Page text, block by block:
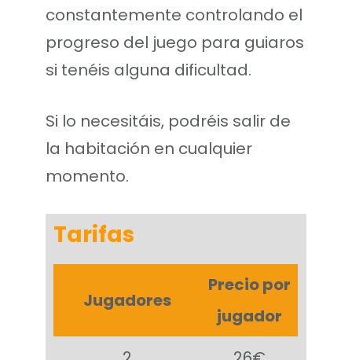
constantemente controlando el
progreso del juego para guiaros
si tenéis alguna dificultad.
Si lo necesitáis, podréis salir de
la habitación en cualquier
momento.
Tarifas
Jugadores
Precio por
jugador